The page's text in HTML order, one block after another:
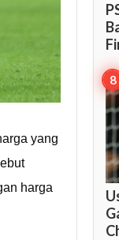
yang
harga